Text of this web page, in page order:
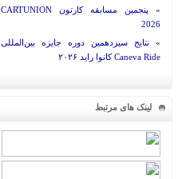
»
پنجمین مسابقه کارتون CARTUNION
2026
» نتایج سیزدهمین دوره جایزه بین‌المللی
Caneva Ride کانوا راید ۲۰۲۶
لینک های مرتبط